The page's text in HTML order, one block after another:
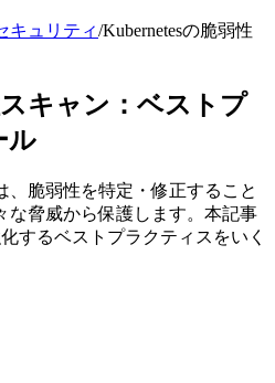
キュリティ/Kubernetesの脆弱性
キャン：ベストプ
ル
、脆弱性を特定・修正すること
な脅威から保護します。本記事
するベストプラクティスをいく